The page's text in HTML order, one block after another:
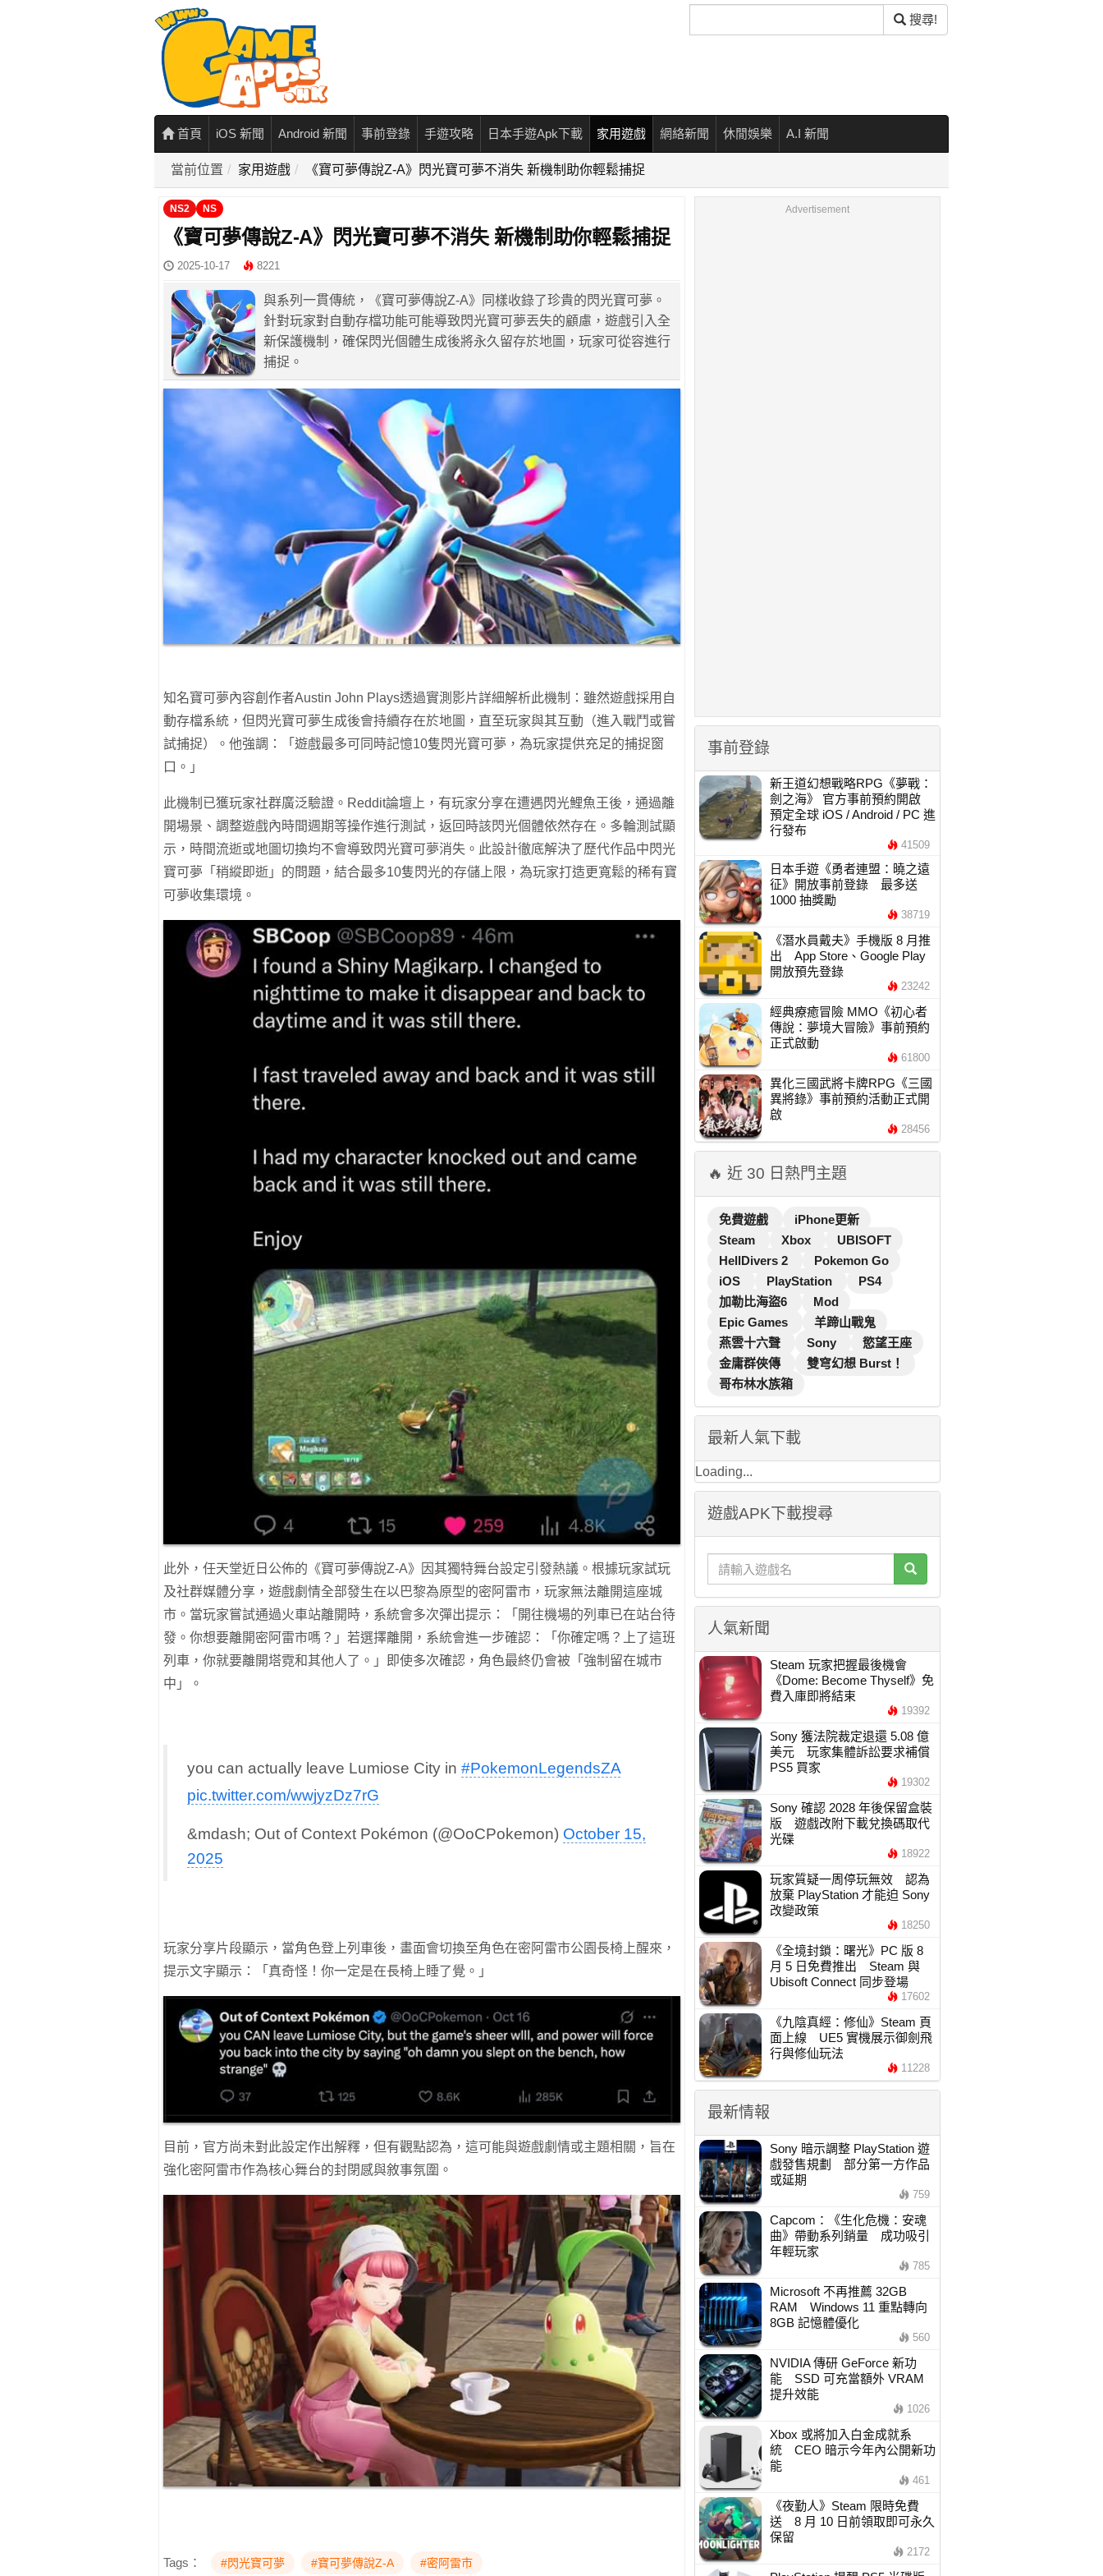
尋
搜尋!
首頁 iOS 新聞 Android 新聞 事前登錄 手遊攻略 日本手遊Apk下載 家用遊戲 網絡新聞 休閒娛樂 A.I 新聞
當前位置 家用遊戲 《寶可夢傳說Z-A》閃光寶可夢不消失 新機制助你輕鬆捕捉
NS2 NS
《寶可夢傳說Z-A》閃光寶可夢不消失 新機制助你輕鬆捕捉
2025-10-17 8221
與系列一貫傳統，《寶可夢傳說Z-A》同樣收錄了珍貴的閃光寶可夢。
針對玩家對自動存檔功能可能導致閃光寶可夢丟失的顧慮，遊戲引入全
新保護機制，確保閃光個體生成後將永久留存於地圖，玩家可從容進行
捕捉。
知名寶可夢內容創作者Austin John Plays透過實測影片詳細解析此機制：雖然遊戲採用自
動存檔系統，但閃光寶可夢生成後會持續存在於地圖，直至玩家與其互動（進入戰鬥或嘗
試捕捉）。他強調：「遊戲最多可同時記憶10隻閃光寶可夢，為玩家提供充足的捕捉窗
口。」
此機制已獲玩家社群廣泛驗證。Reddit論壇上，有玩家分享在遭遇閃光鯉魚王後，通過離
開場景、調整遊戲內時間週期等操作進行測試，返回時該閃光個體依然存在。多輪測試顯
示，時間流逝或地圖切換均不會導致閃光寶可夢消失。此設計徹底解決了歷代作品中閃光
寶可夢「稍縱即逝」的問題，結合最多10隻閃光的存儲上限，為玩家打造更寬鬆的稀有寶
可夢收集環境。
此外，任天堂近日公佈的《寶可夢傳說Z-A》因其獨特舞台設定引發熱議。根據玩家試玩
及社群媒體分享，遊戲劇情全部發生在以巴黎為原型的密阿雷市，玩家無法離開這座城
市。當玩家嘗試通過火車站離開時，系統會多次彈出提示：「開往機場的列車已在站台待
發。你想要離開密阿雷市嗎？」若選擇離開，系統會進一步確認：「你確定嗎？上了這班
列車，你就要離開塔霓和其他人了。」即使多次確認，角色最終仍會被「強制留在城市
中」。
you can actually leave Lumiose City in #PokemonLegendsZA
pic.twitter.com/wwjyzDz7rG
&mdash; Out of Context Pokémon (@OoCPokemon) October 15,
2025
玩家分享片段顯示，當角色登上列車後，畫面會切換至角色在密阿雷市公園長椅上醒來，
提示文字顯示：「真奇怪！你一定是在長椅上睡了覺。」
目前，官方尚未對此設定作出解釋，但有觀點認為，這可能與遊戲劇情或主題相關，旨在
強化密阿雷市作為核心舞台的封閉感與敘事氛圍。
Tags： #閃光寶可夢 #寶可夢傳說Z-A #密阿雷市
Advertisement
事前登錄
新王道幻想戰略RPG《夢戰：
劍之海》 官方事前預約開啟
預定全球 iOS / Android / PC 進
行發布
41509
日本手遊《勇者連盟：曉之遠
征》開放事前登錄 最多送
1000 抽獎勵
38719
《潛水員戴夫》手機版 8 月推
出 App Store、Google Play
開放預先登錄
23242
經典療癒冒險 MMO《初心者
傳說：夢境大冒險》事前預約
正式啟動
61800
異化三國武將卡牌RPG《三國
異將錄》事前預約活動正式開
啟
28456
🔥 近 30 日熱門主題
免費遊戲
iPhone更新
Steam
Xbox
UBISOFT
HellDivers 2
Pokemon Go
iOS
PlayStation
PS4
加勒比海盜6
Mod
Epic Games
羊蹄山戰鬼
燕雲十六聲
Sony
慾望王座
金庸群俠傳
雙穹幻想 Burst！
哥布林水族箱
最新人氣下載
Loading...
遊戲APK下載搜尋
人氣新聞
Steam 玩家把握最後機會
《Dome: Become Thyself》免
費入庫即將結束
19392
Sony 獲法院裁定退還 5.08 億
美元 玩家集體訴訟要求補償
PS5 買家
19302
Sony 確認 2028 年後保留盒裝
版 遊戲改附下載兌換碼取代
光碟
18922
玩家質疑一周停玩無效 認為
放棄 PlayStation 才能迫 Sony
改變政策
18250
《全境封鎖：曙光》PC 版 8
月 5 日免費推出 Steam 與
Ubisoft Connect 同步登場
17602
《九陰真經：修仙》Steam 頁
面上線 UE5 實機展示御劍飛
行與修仙玩法
11228
最新情報
Sony 暗示調整 PlayStation 遊
戲發售規劃 部分第一方作品
或延期
759
Capcom：《生化危機：安魂
曲》帶動系列銷量 成功吸引
年輕玩家
785
Microsoft 不再推薦 32GB
RAM Windows 11 重點轉向
8GB 記憶體優化
560
NVIDIA 傳研 GeForce 新功
能 SSD 可充當額外 VRAM
提升效能
1026
Xbox 或將加入白金成就系
統 CEO 暗示今年內公開新功
能
461
《夜勤人》Steam 限時免費
送 8 月 10 日前領取即可永久
保留
2172